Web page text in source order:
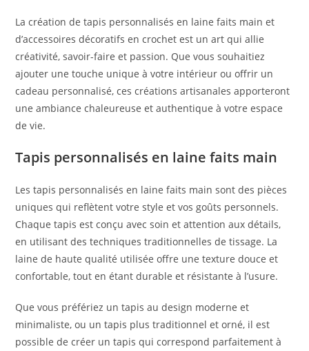
La création de tapis personnalisés en laine faits main et
d’accessoires décoratifs en crochet est un art qui allie
créativité, savoir-faire et passion. Que vous souhaitiez
ajouter une touche unique à votre intérieur ou offrir un
cadeau personnalisé, ces créations artisanales apporteront
une ambiance chaleureuse et authentique à votre espace
de vie.
Tapis personnalisés en laine faits main
Les tapis personnalisés en laine faits main sont des pièces
uniques qui reflètent votre style et vos goûts personnels.
Chaque tapis est conçu avec soin et attention aux détails,
en utilisant des techniques traditionnelles de tissage. La
laine de haute qualité utilisée offre une texture douce et
confortable, tout en étant durable et résistante à l’usure.
Que vous préfériez un tapis au design moderne et
minimaliste, ou un tapis plus traditionnel et orné, il est
possible de créer un tapis qui correspond parfaitement à